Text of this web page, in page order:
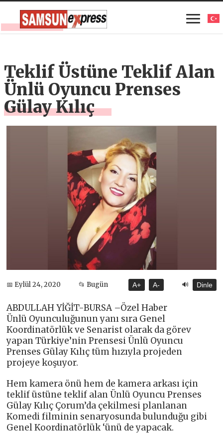
Teklif Üstüne Teklif Alan
Ünlü Oyuncu Prenses
Gülay Kılıç
📅 Eylül 24, 2020 📂 Bugün A+ A- 🔊 Dinle
ABDULLAH YİĞİT-BURSA –Özel Haber
Ünlü Oyunculuğunun yanı sıra Genel
Koordinatörlük ve Senarist olarak da görev
yapan Türkiye’nin Prensesi Ünlü Oyuncu
Prenses Gülay Kılıç tüm hızıyla projeden
projeye koşuyor.
Hem kamera önü hem de kamera arkası için
teklif üstüne teklif alan Ünlü Oyuncu Prenses
Gülay Kılıç Çorum’da çekilmesi planlanan
Komedi filminin senaryosunda bulunduğu gibi
Genel Koordinatörlük ‘ünü de yapacak.